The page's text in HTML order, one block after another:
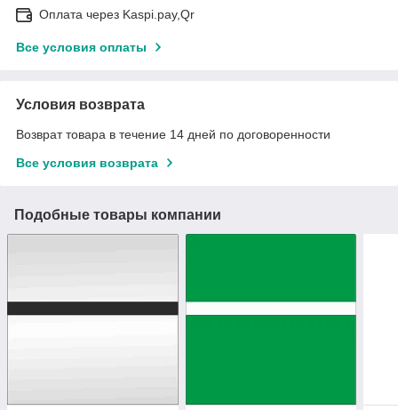
Оплата через Kaspi.pay,Qr
Все условия оплаты
Условия возврата
Возврат товара в течение 14 дней по договоренности
Все условия возврата
Подобные товары компании